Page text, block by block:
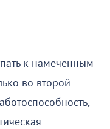
к намеченным
во второй